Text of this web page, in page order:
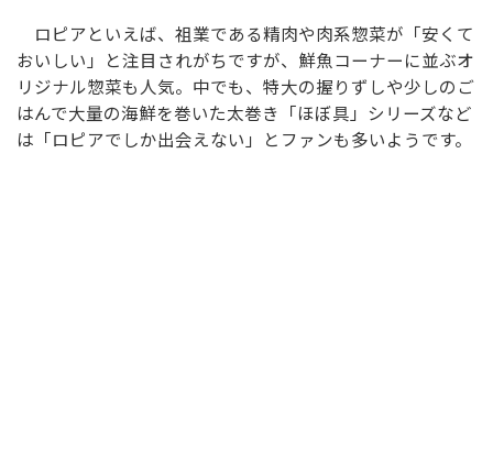
ロピアといえば、祖業である精肉や肉系惣菜が「安くて
おいしい」と注目されがちですが、鮮魚コーナーに並ぶオ
リジナル惣菜も人気。中でも、特大の握りずしや少しのご
はんで大量の海鮮を巻いた太巻き「ほぼ具」シリーズなど
は「ロピアでしか出会えない」とファンも多いようです。